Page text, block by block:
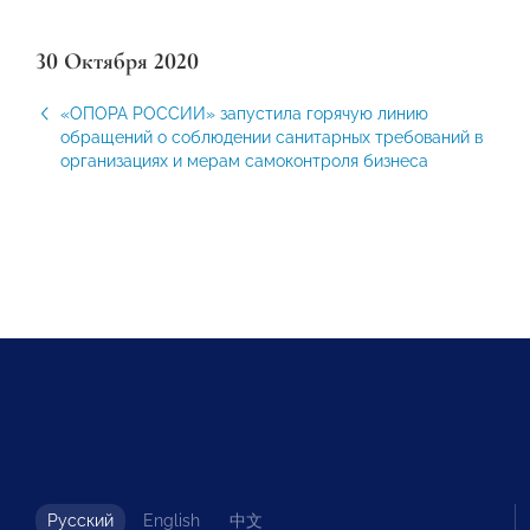
30 Октября 2020
«ОПОРА РОССИИ» запустила горячую линию
обращений о соблюдении санитарных требований в
организациях и мерам самоконтроля бизнеса
Русский English 中文